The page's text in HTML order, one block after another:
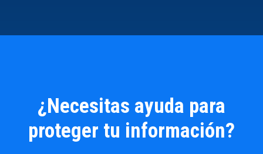
¿Necesitas ayuda para
proteger tu información?